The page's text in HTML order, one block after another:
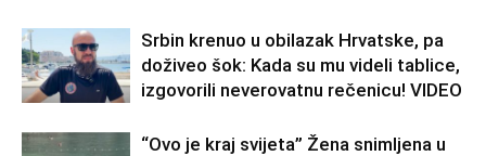
Srbin krenuo u obilazak Hrvatske, pa
doživeo šok: Kada su mu videli tablice,
izgovorili neverovatnu rečenicu! VIDEO
“Ovo je kraj svijeta” Žena snimljena u